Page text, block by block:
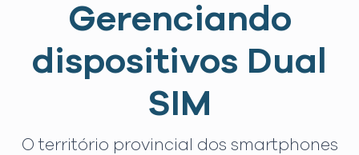
Gerenciando
dispositivos Dual
SIM
O território provincial dos smartphones